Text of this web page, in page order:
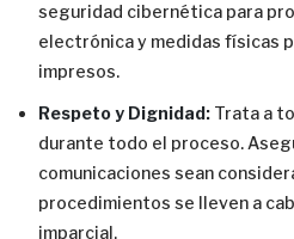
seguridad cibernética para
electrónica y medidas físicas
impresos.
Respeto y Dignidad: Trata a
durante todo el proceso.
comunicaciones sean
procedimientos se lleven a
imparcial.